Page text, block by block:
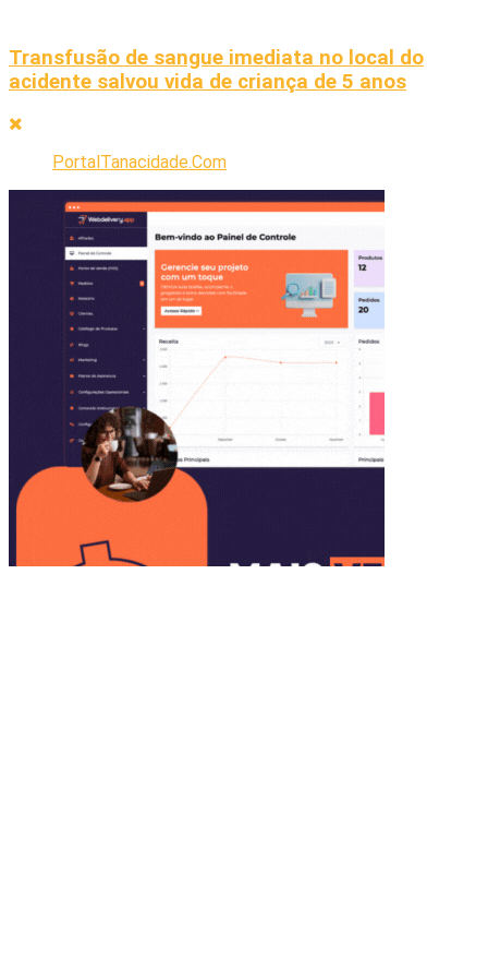
Transfusão de sangue imediata no local do
acidente salvou vida de criança de 5 anos
PortalTanacidade.Com